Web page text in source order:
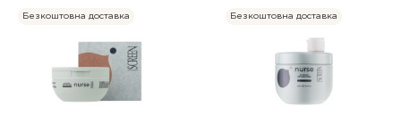
Безкоштовна доставка Безкоштовна доставка